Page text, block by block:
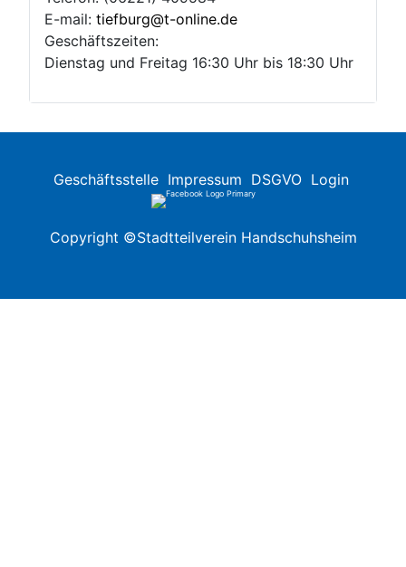
E-mail: tiefburg@t-online.de
Geschäftszeiten:
Dienstag und Freitag 16:30 Uhr bis 18:30 Uhr
Geschäftsstelle Impressum DSGVO Login
Copyright ©Stadtteilverein Handschuhsheim